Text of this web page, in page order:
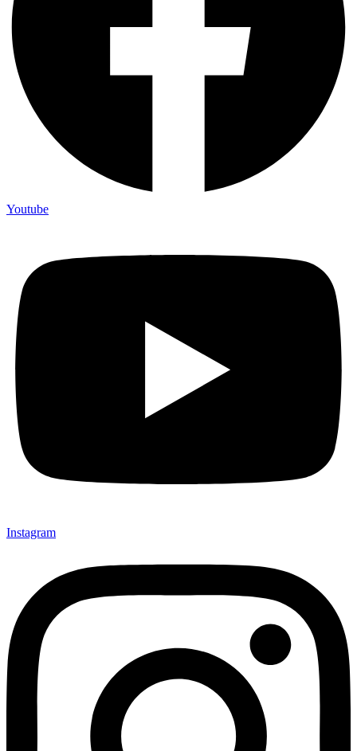
Youtube
Instagram